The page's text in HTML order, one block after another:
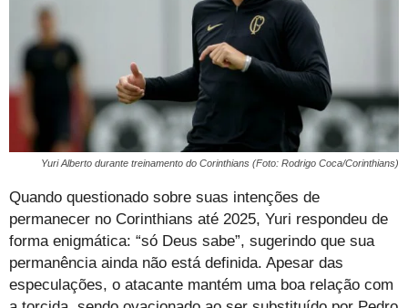
Yuri Alberto durante treinamento do Corinthians (Foto: Rodrigo Coca/Corinthians)
Quando questionado sobre suas intenções de
permanecer no Corinthians até 2025, Yuri respondeu de
forma enigmática: “só Deus sabe”, sugerindo que sua
permanência ainda não está definida. Apesar das
especulações, o atacante mantém uma boa relação com